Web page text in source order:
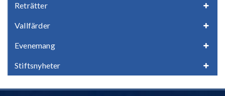
Reträtter
Vallfärder
Evenemang
Stiftsnyheter